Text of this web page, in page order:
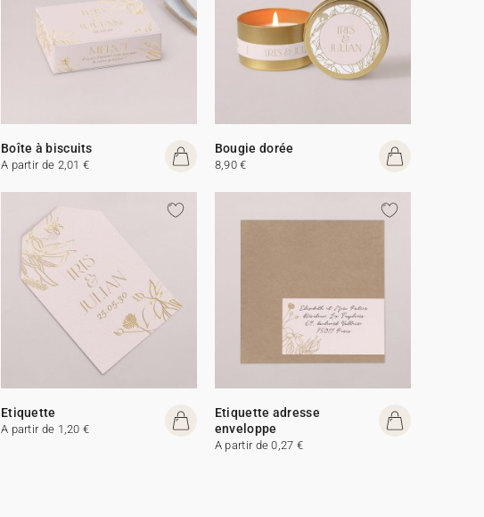
Boîte à biscuits
A partir de 2,01 €
Bougie dorée
8,90 €
Etiquette
A partir de 1,20 €
Etiquette adresse
enveloppe
A partir de 0,27 €